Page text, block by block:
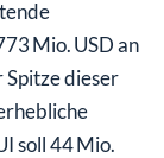
Mio. USD an
Spitze dieser
soll 44 Mio.